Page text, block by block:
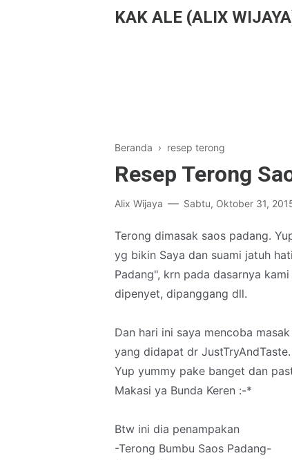
KAK ALE (ALIX
Beranda › resep terong
Resep Terong
Alix Wijaya Sabtu, Oktober 31,
Terong dimasak saos padang.
yg bikin Saya dan suami jatuh
Padang", krn pada dasarnya
dipenyet, dipanggang dll.
Dan hari ini saya mencoba
yang didapat dr JustTryAndTaste.
Yup yummy pake banget dan
Makasi ya Bunda Keren :-*
Btw ini dia penampakan
-Terong Bumbu Saos Padang-